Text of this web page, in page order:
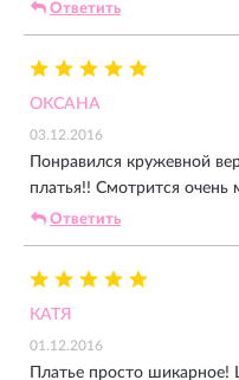
Ответить
ОКСАНА
03.12.2016
Понравился кружевной
платья!! Смотрится
Ответить
КАТЯ
01.12.2016
Платье просто